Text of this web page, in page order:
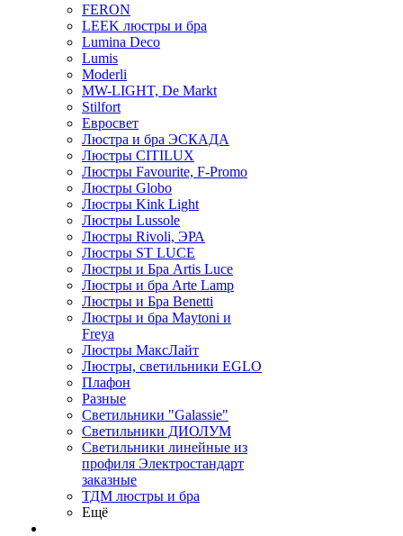
FERON
LEEK люстры и бра
Lumina Deco
Lumis
Moderli
MW-LIGHT, De Markt
Stilfort
Евросвет
Люстра и бра ЭСКАДА
Люстры CITILUX
Люстры Favourite, F-Promo
Люстры Globo
Люстры Kink Light
Люстры Lussole
Люстры Rivoli, ЭРА
Люстры ST LUCE
Люстры и Бра Artis Luce
Люстры и бра Arte Lamp
Люстры и Бра Benetti
Люстры и бра Maytoni и
Freya
Люстры МаксЛайт
Люстры, светильники EGLO
Плафон
Разные
Светильники "Galassie"
Светильники ДИОЛУМ
Светильники линейные из
профиля Электростандарт
заказные
ТДМ люстры и бра
Ещё